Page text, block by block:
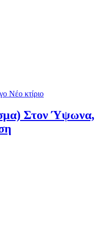
Νέο κτίριο
Στον Ύψωνα,